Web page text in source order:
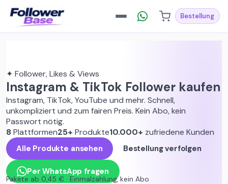
Bestellung
TikTok Follower
Instagram Likes
TikTok Likes
ALLE PRODUKTE
Instagram
✦ Follower, Likes & Views
Instagram & TikTok Follower kaufen
Instagram, TikTok, YouTube und mehr. Schnell,
unkompliziert und zum fairen Preis. Kein Abo, kein
Passwort nötig.
8Plattformen25+ Produkte10.000+ zufriedene Kunden
Alle Produkte ansehen Bestellung verfolgen
Per WhatsApp fragen
Pakete ab 0,45 € · Einmalzahlung, kein Abo